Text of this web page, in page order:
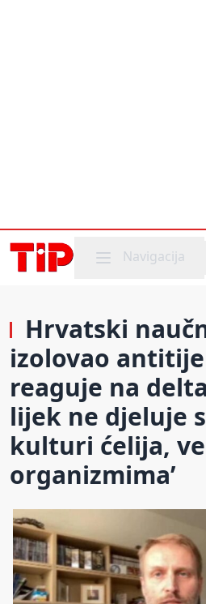
Mobile menu
Navigacija
Hrvatski
izolovao
reaguje na
lijek ne djeluje
kulturi ćelija,
organizmima’